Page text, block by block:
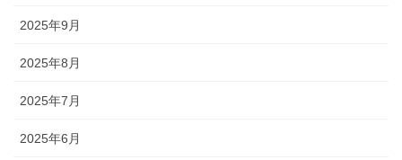
2025年9月
2025年8月
2025年7月
2025年6月